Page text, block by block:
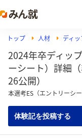
トップ 人材 ディ
2024年卒ディッ
ーシート）詳細
26公開）
本選考ES（エントリーシ
体験記を投稿する